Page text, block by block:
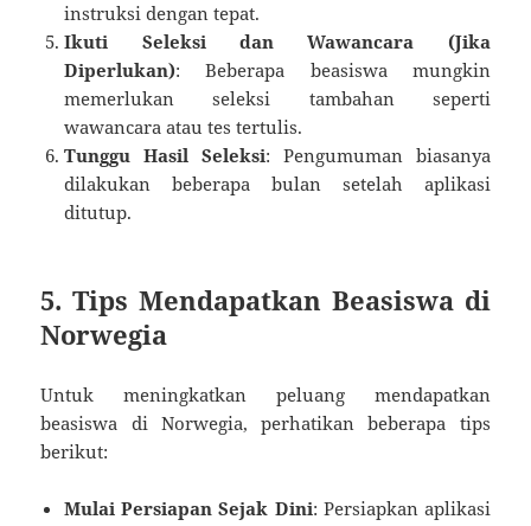
instruksi dengan tepat.
Ikuti Seleksi dan Wawancara (Jika
Diperlukan): Beberapa beasiswa mungkin
memerlukan seleksi tambahan seperti
wawancara atau tes tertulis.
Tunggu Hasil Seleksi: Pengumuman biasanya
dilakukan beberapa bulan setelah aplikasi
ditutup.
5. Tips Mendapatkan Beasiswa di
Norwegia
Untuk meningkatkan peluang mendapatkan
beasiswa di Norwegia, perhatikan beberapa tips
berikut:
Mulai Persiapan Sejak Dini: Persiapkan aplikasi